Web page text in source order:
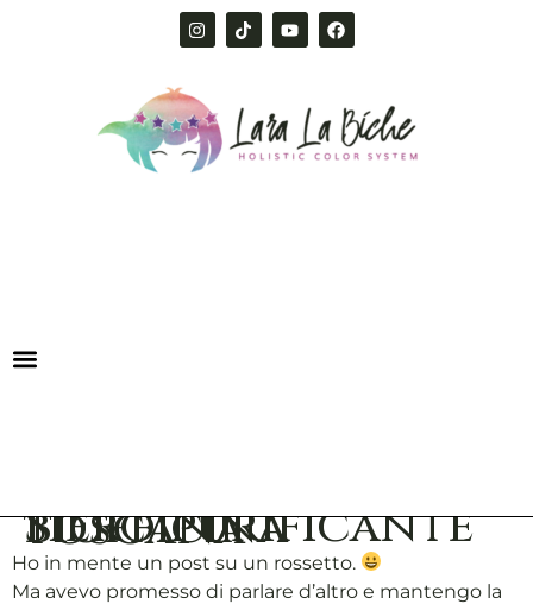
Siero purificante biofficina toscana
Ho in mente un post su un rossetto.
Ma avevo promesso di parlare d’altro e mantengo la